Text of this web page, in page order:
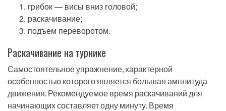
грибок — висы вниз головой;
раскачивание;
подъем переворотом.
Раскачивание на турнике
Самостоятельное упражнение, характерной
особенностью которого является большая амплитуда
движения. Рекомендуемое время раскачиваний для
начинающих составляет одну минуту. Время